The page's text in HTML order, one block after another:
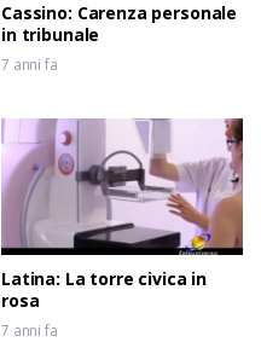
Cassino: Carenza personale
in tribunale
7 anni fa
Latina: La torre civica in
rosa
7 anni fa